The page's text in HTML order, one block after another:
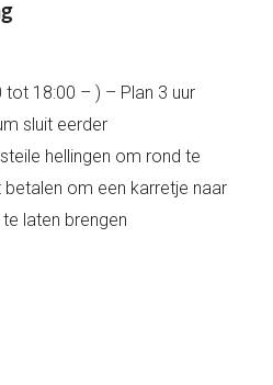
tot 18:00 – ) – Plan 3 uur
sluit eerder
hellingen om rond te
betalen om een karretje naar
laten brengen